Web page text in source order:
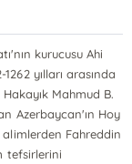
kurucusu Ahi
yılları arasında
Hakayık Mahmud B.
Azerbaycan'ın Hoy
Fahreddin
tefsirlerini